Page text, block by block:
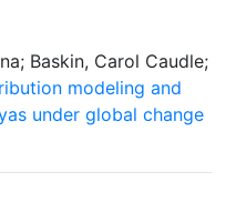
Baskin, Carol Caudle;
modeling and
under global change